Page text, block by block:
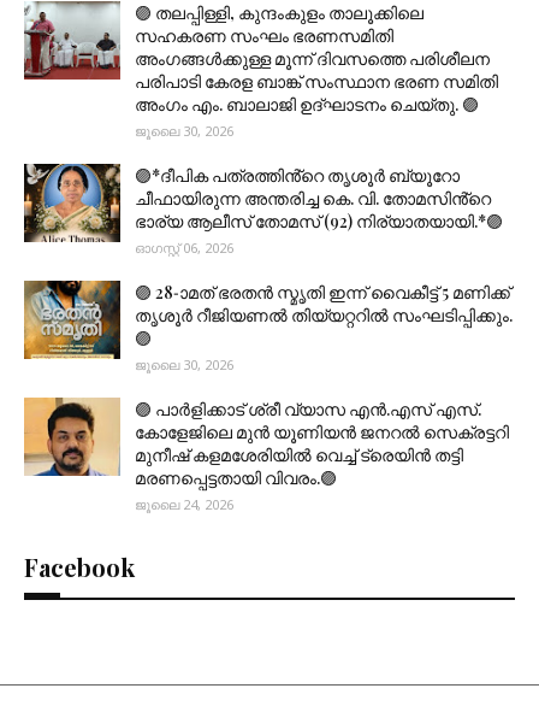
🟣 തലപ്പിള്ളി, കുന്ദംകുളം താലൂക്കിലെ
സഹകരണ സംഘം ഭരണസമിതി
അംഗങ്ങൾക്കുള്ള മൂന്ന് ദിവസത്തെ പരിശീലന
പരിപാടി കേരള ബാങ്ക് സംസ്ഥാന ഭരണ സമിതി
അംഗം എം. ബാലാജി ഉദ്ഘാടനം ചെയ്തു. 🟣
ജൂലൈ 30, 2026
🟣*ദീപിക പത്രത്തിൻ്റെ തൃശൂർ ബ്യൂറോ
ചീഫായിരുന്ന അന്തരിച്ച കെ. വി. തോമസിൻ്റെ
ഭാര്യ ആലീസ് തോമസ് (92) നിര്യാതയായി.*🟣
ഓഗസ്റ്റ് 06, 2026
🟣 28-ാമത് ഭരതൻ സ്മൃതി ഇന്ന് വൈകീട്ട് 5 മണിക്ക്
തൃശൂർ റീജിയണൽ തിയ്യറ്ററിൽ സംഘടിപ്പിക്കും.
🟣
ജൂലൈ 30, 2026
🟣 പാർളിക്കാട് ശ്രീ വ്യാസ എൻ.എസ് എസ്.
കോളേജിലെ മുൻ യൂണിയൻ ജനറൽ സെക്രട്ടറി
മുനീഷ് കളമശേരിയിൽ വെച്ച് ട്രെയിൻ തട്ടി
മരണപ്പെട്ടതായി വിവരം.🟣
ജൂലൈ 24, 2026
Facebook